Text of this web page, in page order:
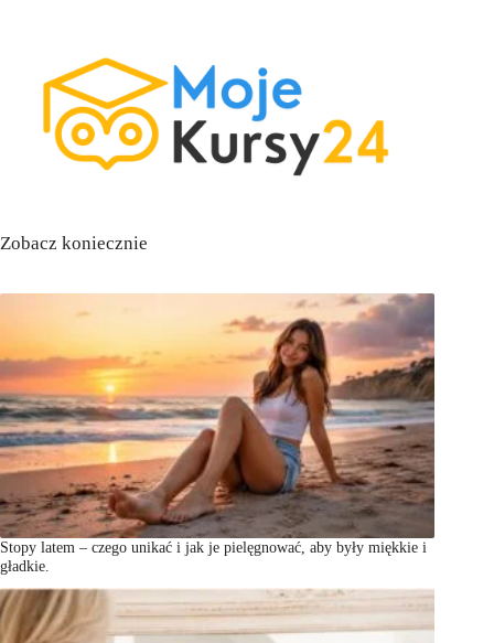
Zobacz koniecznie
Stopy latem – czego unikać i jak je pielęgnować, aby były miękkie i
gładkie.